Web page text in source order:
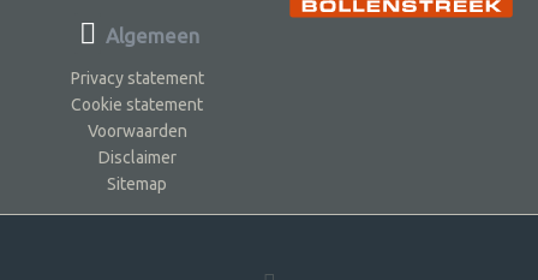
Algemeen
Privacy statement
Cookie statement
Voorwaarden
Disclaimer
Sitemap